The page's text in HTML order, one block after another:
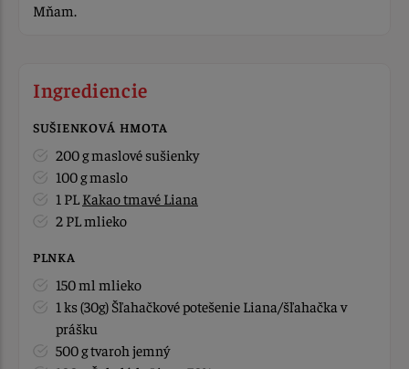
Mňam.
Ingrediencie
SUŠIENKOVÁ HMOTA
200 g maslové sušienky
100 g maslo
1 PL Kakao tmavé Liana
2 PL mlieko
PLNKA
150 ml mlieko
1 ks (30g) Šľahačkové potešenie Liana/šľahačka v
prášku
500 g tvaroh jemný